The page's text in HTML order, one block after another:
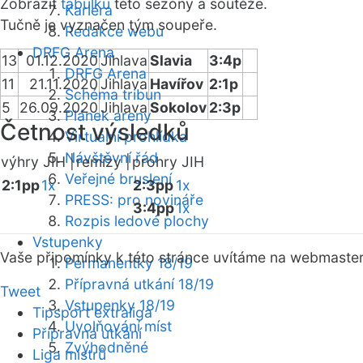
Kariéra
Redakce webu
DRFG Arena
DRFG Arena
Schéma tribun
Plánek areny
Virtuální prohlídka
Návštěvní řád
Veřejné bruslení
PRESS: pro novináře
Rozpis ledové plochy
Vstupenky
Permanentky 18/19
Přípravná utkání 18/19
Vstupenky 18/19
Uvolňování míst
Zvýhodněné
Zobrazit tabulku této sezóny a soutěže.
Tučně je vyznačen tým soupeře.
13 01.12.2020JihlavaSlavia
3:4p
11
21.11.2020Jihlava Havířov 2:1p
5
26.09.2020JihlavaSokolov2:3p
Četnost výsledků
výhry JIH |remízy |prohry JIH
2:1pp1x 2:3pp1x
3:4pp1x
Vaše připomínky k této stránce uvítáme na webmaster
Tweet
Tipsport extraliga
Přípravná utkání
Liga mistrů